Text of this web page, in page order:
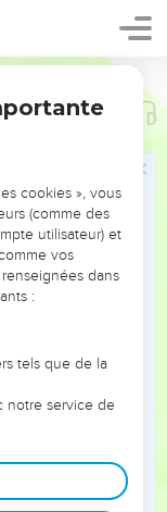
ÉVITER LES
les erreurs
même que ce
et responsables
que leurs erreurs
un ministère, une
cookies », vous
(comme des
utilisateur) et
vos
dans
:
tels que de la
notre service de